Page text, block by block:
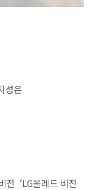
성은
전 ‘LG올레드 비전